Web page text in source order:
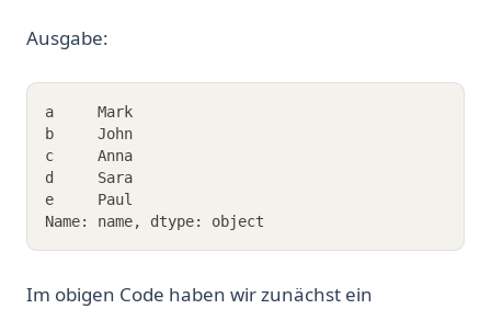
Ausgabe:
a     Mark
b     John
c     Anna
d     Sara
e     Paul
Name: name, dtype: object
Im obigen Code haben wir zunächst ein